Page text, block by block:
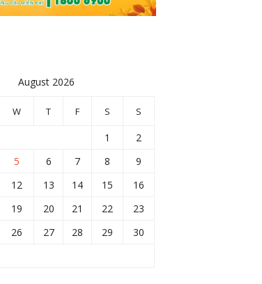
August 2026
W T F S S
1
2
5 6 7 8
9
12 13 14 15
16
19 20 21 22
23
26 27 28 29
30